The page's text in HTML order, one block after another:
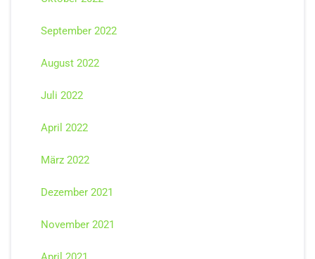
September 2022
August 2022
Juli 2022
April 2022
März 2022
Dezember 2021
November 2021